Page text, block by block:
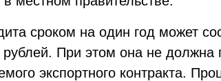
сроком на один год может
При этом она не должна
экспортного контракта.